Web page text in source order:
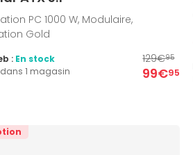
PC 1000 W, Modulaire,
Gold
129€95
99€95
: En stock
dans 1 magasin